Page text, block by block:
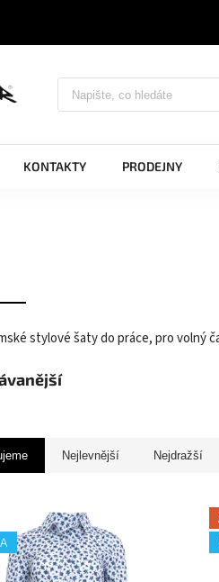
KONTAKTY PRODEJNY
stylové šaty do práce, pro volný
Nejlevnější Nejdražší